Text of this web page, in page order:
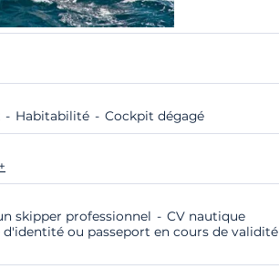
Habitabilité Cockpit dégagé
skipper professionnel
CV nautique
ou passeport en cours de validité